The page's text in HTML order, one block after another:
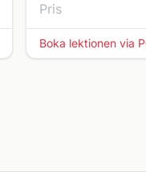
Pris
Boka lektionen via